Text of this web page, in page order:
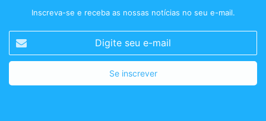
Inscreva-se e receba as nossas notícias no seu e-mail.
seu
e-